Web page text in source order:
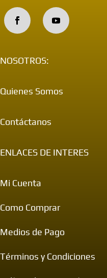
NOSOTROS:
Quienes Somos
Contáctanos
ENLACES DE INTERES
Mi Cuenta
Como Comprar
Medios de Pago
Términos y Condiciones